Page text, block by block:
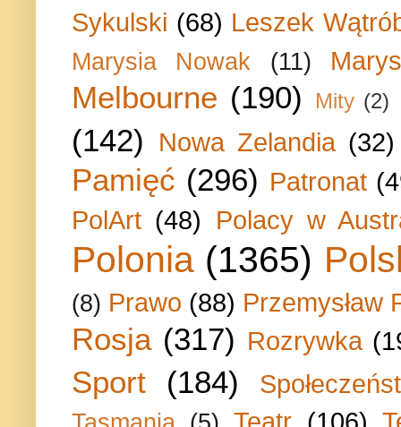
Sykulski (68) Leszek
Marysia Nowak (11)
Melbourne (190) Mity (2)
(142) Nowa Zelandia (32)
Pamięć (296) Patronat
PolArt (48) Polacy w
Polonia (1365)
(8) Prawo (88) Przemysław
Rosja (317) Rozrywka
Sport (184)
Teatr (106)